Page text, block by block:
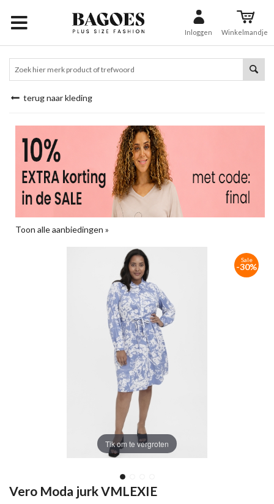
Inloggen Winkelmandje
terug naar kleding
Toon alle aanbiedingen »
Tik om te vergroten
Sale
-30%
Vero Moda jurk VMLEXIE